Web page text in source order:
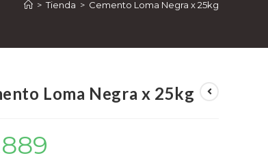
> Tienda > Cemento Loma Negra x 25kg
Loma Negra x 25kg